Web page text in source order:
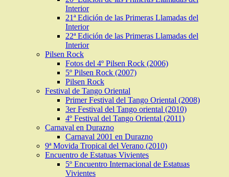
Interior
21ª Edición de las Primeras Llamadas del
Interior
22ª Edición de las Primeras Llamadas del
Interior
Pilsen Rock
Fotos del 4º Pilsen Rock (2006)
5º Pilsen Rock (2007)
Pilsen Rock
Festival de Tango Oriental
Primer Festival del Tango Oriental (2008)
3er Festival del Tango oriental (2010)
4º Festival del Tango Oriental (2011)
Carnaval en Durazno
Carnaval 2001 en Durazno
9ª Movida Tropical del Verano (2010)
Encuentro de Estatuas Vivientes
5º Encuentro Internacional de Estatuas
Vivientes